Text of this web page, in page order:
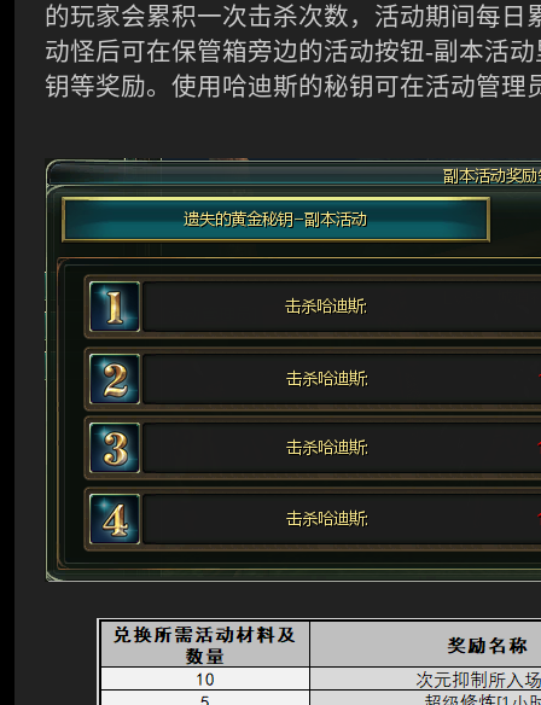
的玩家会累积一次击杀次数，活动期间每日
动怪后可在保管箱旁边的活动按钮-副本活动
钥等奖励。使用哈迪斯的秘钥可在活动管理